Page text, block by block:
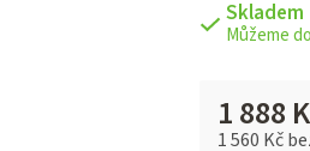
Skladem
1 888
1 560 Kč